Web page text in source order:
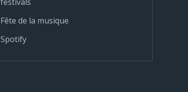
Fête de la musique
Spotify